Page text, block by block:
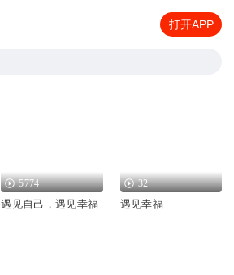
打开APP
5774
遇见自己，遇见幸福
32
遇见幸福